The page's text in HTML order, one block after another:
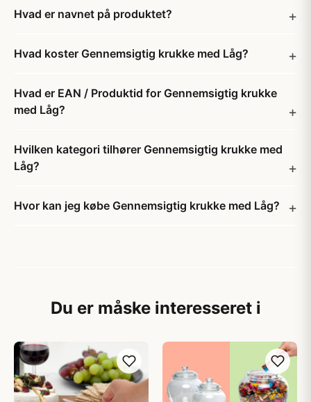
Hvad er navnet på produktet?
Hvad koster Gennemsigtig krukke med Låg?
Hvad er EAN / Produktid for Gennemsigtig krukke
med Låg?
Hvilken kategori tilhører Gennemsigtig krukke med
Låg?
Hvor kan jeg købe Gennemsigtig krukke med Låg?
Du er måske interesseret i